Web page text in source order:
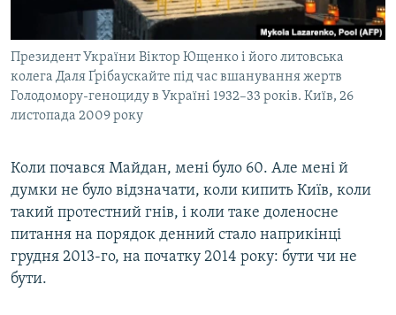
Президент України Віктор Ющенко і його литовська
колега Даля Ґрібаускайте під час вшанування жертв
Голодомору-геноциду в Україні 1932–33 років. Київ, 26
листопада 2009 року
Коли почався Майдан, мені було 60. Але мені й
думки не було відзначати, коли кипить Київ, коли
такий протестний гнів, і коли таке доленосне
питання на порядок денний стало наприкінці
грудня 2013-го, на початку 2014 року: бути чи не
бути.